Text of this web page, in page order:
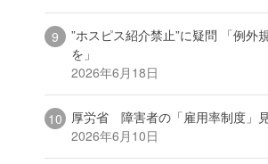
”ホスピス紹介禁止”に疑問 「例外
を」
2026年6月18日
厚労省 障害者の「雇用率制度」
2026年6月10日